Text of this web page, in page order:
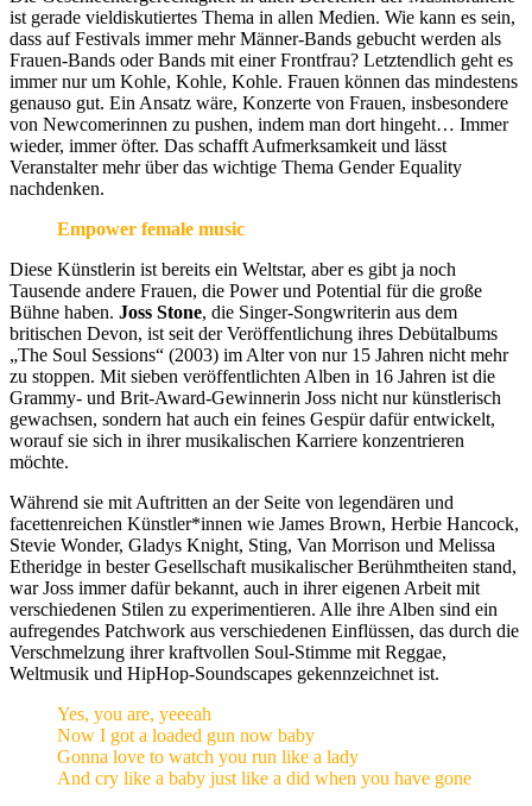
ist gerade vieldiskutiertes Thema in allen Medien. Wie kann es sein,
dass auf Festivals immer mehr Männer-Bands gebucht werden als
Frauen-Bands oder Bands mit einer Frontfrau? Letztendlich geht es
immer nur um Kohle, Kohle, Kohle. Frauen können das mindestens
genauso gut. Ein Ansatz wäre, Konzerte von Frauen, insbesondere
von Newcomerinnen zu pushen, indem man dort hingeht… Immer
wieder, immer öfter. Das schafft Aufmerksamkeit und lässt
Veranstalter mehr über das wichtige Thema Gender Equality
nachdenken.
Empower female music
Diese Künstlerin ist bereits ein Weltstar, aber es gibt ja noch
Tausende andere Frauen, die Power und Potential für die große
Bühne haben. Joss Stone, die Singer-Songwriterin aus dem
britischen Devon, ist seit der Veröffentlichung ihres Debütalbums
„The Soul Sessions“ (2003) im Alter von nur 15 Jahren nicht mehr
zu stoppen. Mit sieben veröffentlichten Alben in 16 Jahren ist die
Grammy- und Brit-Award-Gewinnerin Joss nicht nur künstlerisch
gewachsen, sondern hat auch ein feines Gespür dafür entwickelt,
worauf sie sich in ihrer musikalischen Karriere konzentrieren
möchte.
Während sie mit Auftritten an der Seite von legendären und
facettenreichen Künstler*innen wie James Brown, Herbie Hancock,
Stevie Wonder, Gladys Knight, Sting, Van Morrison und Melissa
Etheridge in bester Gesellschaft musikalischer Berühmtheiten stand,
war Joss immer dafür bekannt, auch in ihrer eigenen Arbeit mit
verschiedenen Stilen zu experimentieren. Alle ihre Alben sind ein
aufregendes Patchwork aus verschiedenen Einflüssen, das durch die
Verschmelzung ihrer kraftvollen Soul-Stimme mit Reggae,
Weltmusik und HipHop-Soundscapes gekennzeichnet ist.
Yes, you are, yeeeah
Now I got a loaded gun now baby
Gonna love to watch you run like a lady
And cry like a baby just like a did when you have gone